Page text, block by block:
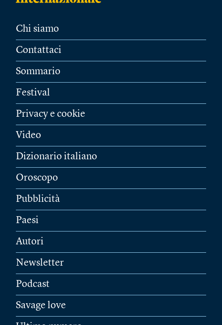
Chi siamo
Contattaci
Sommario
Festival
Privacy e cookie
Video
Dizionario italiano
Oroscopo
Pubblicità
Paesi
Autori
Newsletter
Podcast
Savage love